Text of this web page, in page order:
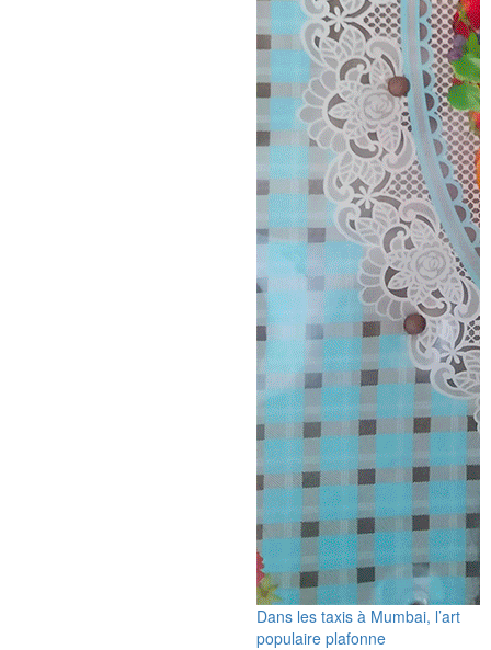
Dans les taxis à Mumbai, l’art
populaire plafonne